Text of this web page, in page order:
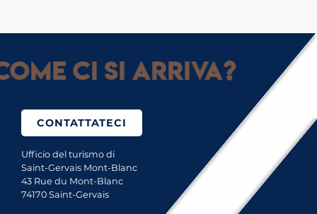
ci si arriva?
CONTATTATECI
Ufficio del turismo di
Saint-Gervais Mont-Blanc
43 Rue du Mont-Blanc
74170 Saint-Gervais